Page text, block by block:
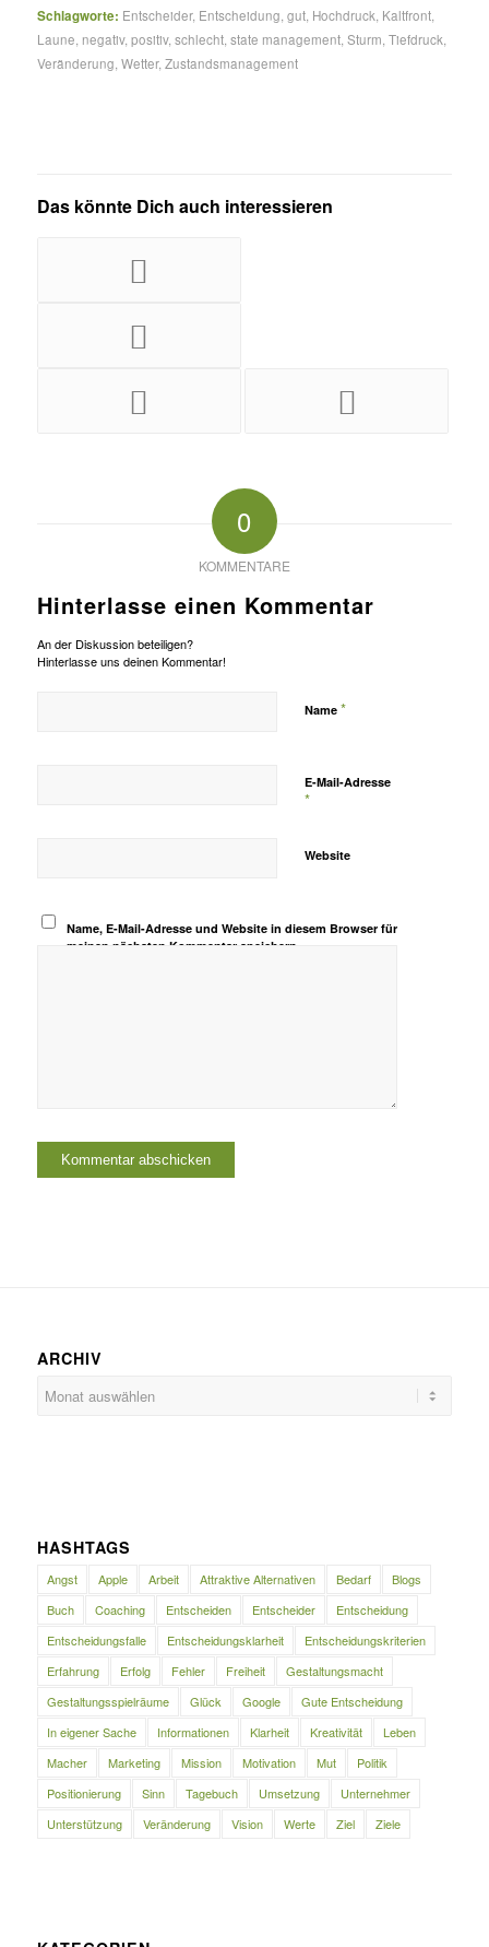
Schlagworte: Entscheider, Entscheidung,gut, Hochdruck, Kaltfront,
Laune, negativ,positiv,schlecht,state management,Sturm,Tiefdruck,
Veränderung,Wetter,Zustandsmanagement
Das könnte Dich auch interessieren
0
KOMMENTARE
Hinterlasse einen Kommentar
An der Diskussion beteiligen?
Hinterlasse uns deinen Kommentar!
Name *
E-Mail-Adresse
*
Website
Name, E-Mail-Adresse und Website in diesem Browser für
meinen nächsten Kommentar speichern.
ARCHIV
HASHTAGS
Angst Apple Arbeit Attraktive Alternativen Bedarf
Blogs
Buch
Coaching Entscheiden Entscheider
Entscheidung
Entscheidungsfalle
Entscheidungsklarheit
Entscheidungskriterien
Erfahrung
Erfolg Fehler Freiheit
Gestaltungsmacht
Gestaltungsspielräume
Glück Google
Gute Entscheidung
In eigener Sache
Informationen Klarheit Kreativität
Leben
Macher
Marketing Mission Motivation Mut
Politik
Positionierung
Sinn Tagebuch Umsetzung
Unternehmer
Unterstützung
Veränderung Vision Werte Ziel Ziele